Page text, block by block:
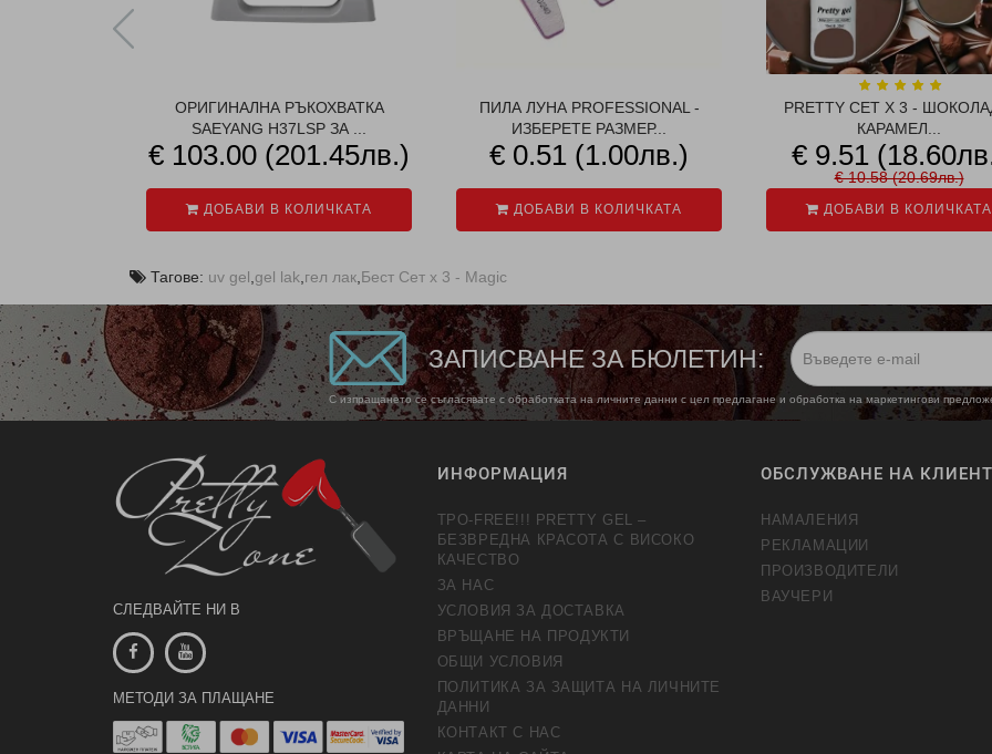
ОРИГИНАЛНА РЪКОХВАТКА
SAEYANG H37LSP ЗА ...
€ 103.00 (201.45лв.)
ДОБАВИ В КОЛИЧКАТА
ПИЛА ЛУНА PROFESSIONAL -
ИЗБЕРЕТЕ РАЗМЕР...
€ 0.51 (1.00лв.)
ДОБАВИ В КОЛИЧКАТА
PRETTY СЕТ X 3 -
КАРАМЕЛ...
€ 9.51
€ 10.58 (20.69лв.)
ДОБАВИ В КОЛИЧКАТА
Тагове: uv gel gel lak гел лак Бест Сет x 3 - Magic
ЗАПИСВАНЕ ЗА БЮЛЕТИН:
С изпращането се съгласявате с обработката на личните данни с цел предлагане и обработка на маркетингови
СЛЕДВАЙТЕ НИ В
МЕТОДИ ЗА ПЛАЩАНЕ
ИНФОРМАЦИЯ
TPO-FREE!!! PRETTY GEL –
БЕЗВРЕДНА КРАСОТА С ВИСОКО
КАЧЕСТВО
ЗА НАС
УСЛОВИЯ ЗА ДОСТАВКА
ВРЪЩАНЕ НА ПРОДУКТИ
ОБЩИ УСЛОВИЯ
ПОЛИТИКА ЗА ЗАЩИТА НА ЛИЧНИТЕ
ДАННИ
КОНТАКТ С НАС
ОБСЛУЖВАНЕ НА
НАМАЛЕНИЯ
РЕКЛАМАЦИИ
ПРОИЗВОДИТЕЛИ
ВАУЧЕРИ